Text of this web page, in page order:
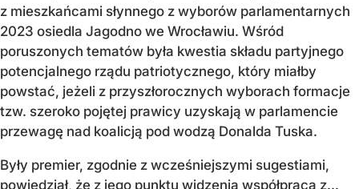
z mieszkańcami słynnego z wyborów parlamentarnych
2023 osiedla Jagodno we Wrocławiu. Wśród
poruszonych tematów była kwestia składu partyjnego
potencjalnego rządu patriotycznego, który miałby
powstać, jeżeli z przyszłorocznych wyborach formacje
tzw. szeroko pojętej prawicy uzyskają w parlamencie
przewagę nad koalicją pod wodzą Donalda Tuska.
Były premier, zgodnie z wcześniejszymi sugestiami,
powiedział, że z jego punktu widzenia współpraca z...